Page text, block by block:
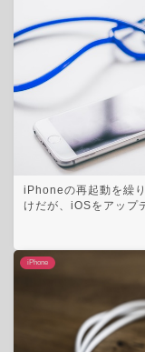
iPhoneの再起動を繰
けだが、iOSをアップ
iPhone